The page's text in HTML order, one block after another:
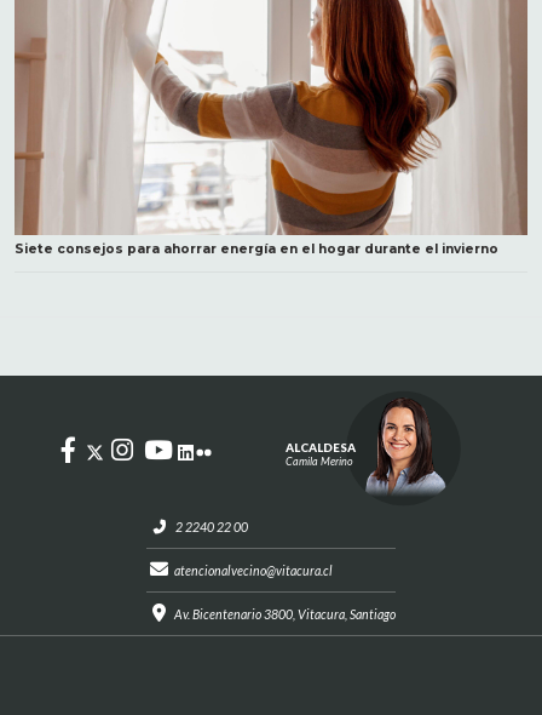
Siete consejos para ahorrar energía en el hogar durante el invierno
2 2240 22 00
atencionalvecino@vitacura.cl
Av. Bicentenario 3800, Vitacura, Santiago
ALCALDESA
Camila Merino